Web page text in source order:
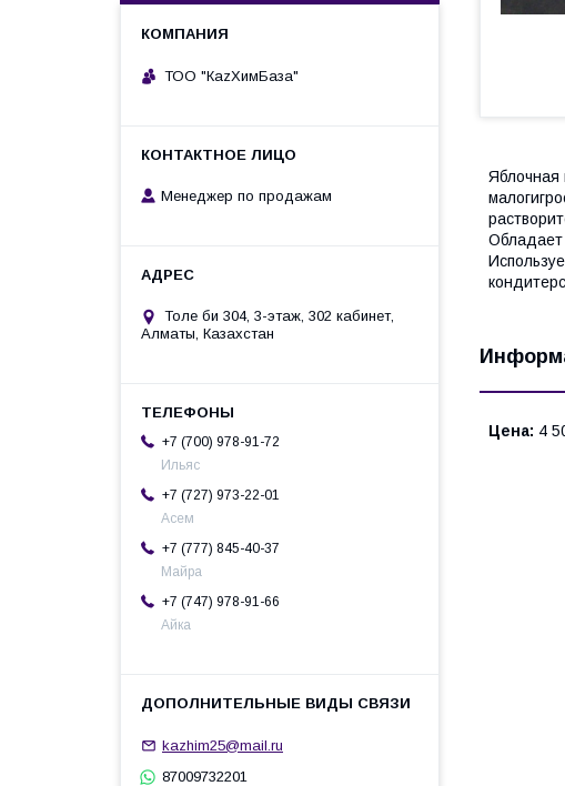
Яблочная
Обладает
Цена: 4
ТОО "КаzХимБаза"
Менеджер по продажам
Толе би 304, 3-этаж, 302 кабинет,
Алматы, Казахстан
+7 (700) 978-91-72
Ильяс
+7 (727) 973-22-01
Асем
+7 (777) 845-40-37
Майра
+7 (747) 978-91-66
Айка
kazhim25@mail.ru
87009732201